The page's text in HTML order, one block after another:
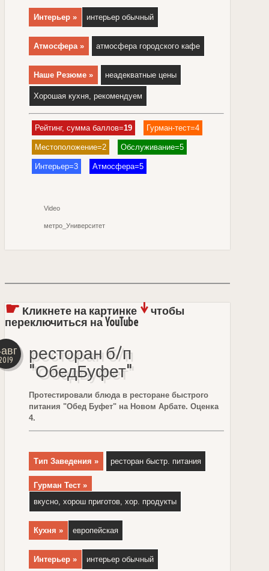
Интерьер » интерьер обычный
Атмосфера » атмосфера городского кафе
Наше Резюме » неадекватные цены
Хорошая кухня, рекомендуем
Рейтинг, сумма баллов=19 Гурман-тест=4
Местоположение=2 Обслуживание=5
Интерьер=3 Атмосфера=5
Video
метро_Университет
☛ Кликнете на картинке↓чтобы
переключиться на YouTube
ресторан б/п
"ОбедБуфет"
Протестировали блюда в ресторане быстрого
питания "Обед Буфет" на Новом Арбате. Оценка
4.
Тип Заведения » ресторан быстр. питания
Гурман Тест »
вкусно, хорош приготов, хор. продукты
Кухня » европейская
Интерьер » интерьер обычный